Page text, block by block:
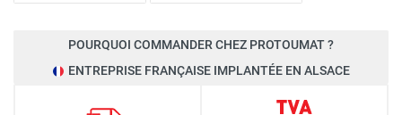
POURQUOI COMMANDER CHEZ PROTOUMAT ?
ENTREPRISE FRANÇAISE IMPLANTÉE EN ALSACE